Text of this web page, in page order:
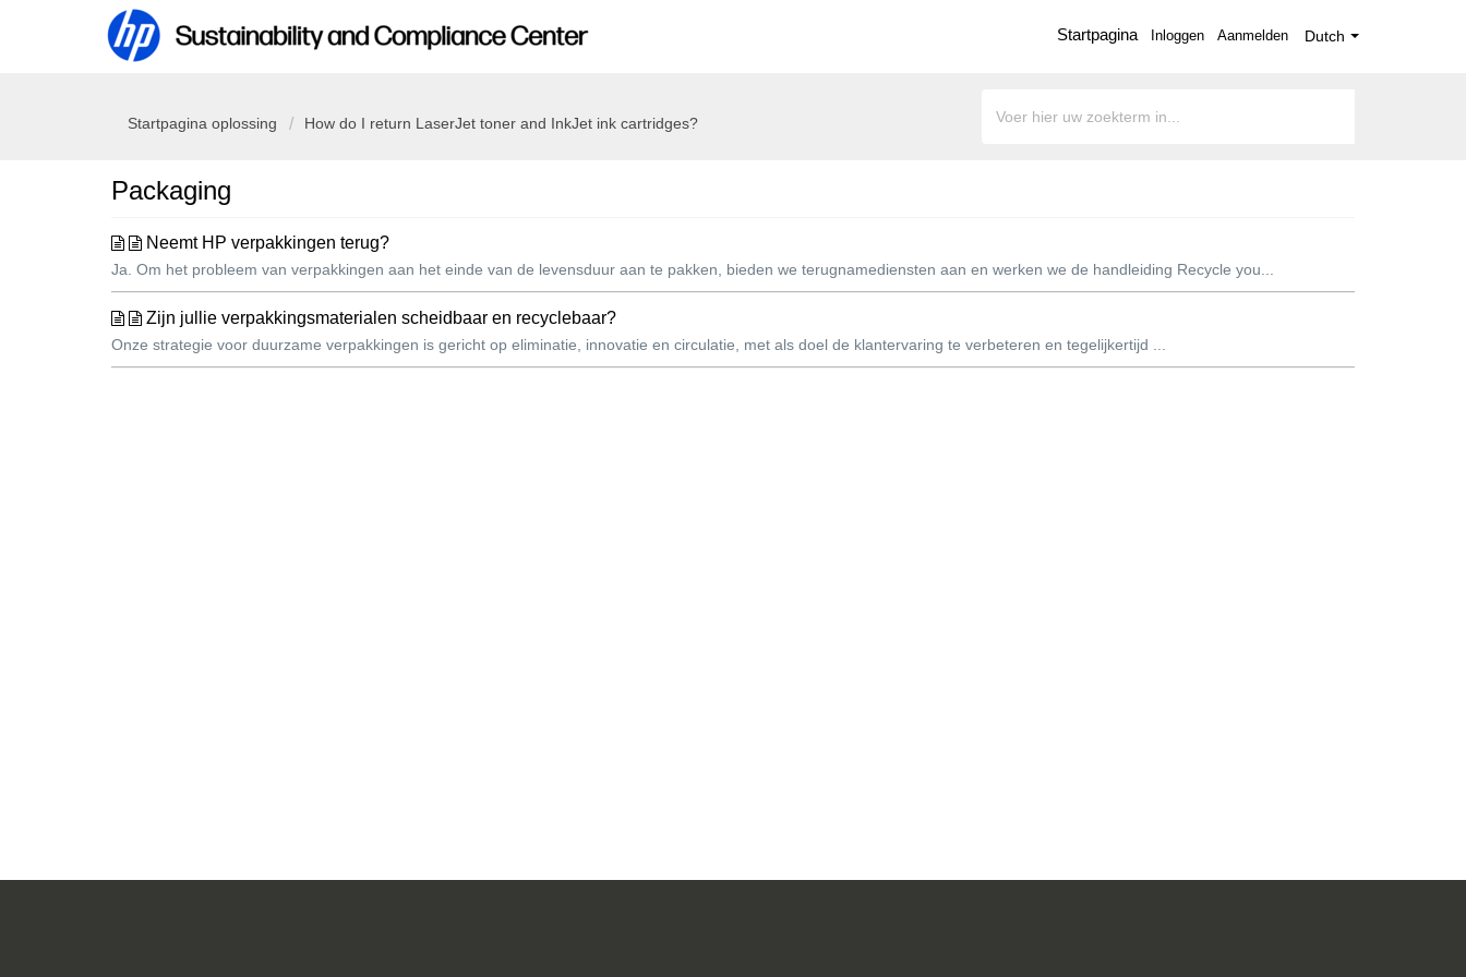
Startpagina Dutch
Inloggen Aanmelden
Startpagina oplossing How do I return LaserJet toner and InkJet ink cartridges?
Packaging
Neemt HP verpakkingen terug?
Ja. Om het probleem van verpakkingen aan het einde van de levensduur aan te pakken, bieden we terugnamediensten aan en werken we de handleiding Recycle you...
Zijn jullie verpakkingsmaterialen scheidbaar en recyclebaar?
Onze strategie voor duurzame verpakkingen is gericht op eliminatie, innovatie en circulatie, met als doel de klantervaring te verbeteren en tegelijkertijd ...